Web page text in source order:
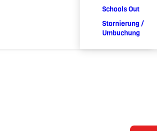
Schools Out
Stornierung /
Umbuchung